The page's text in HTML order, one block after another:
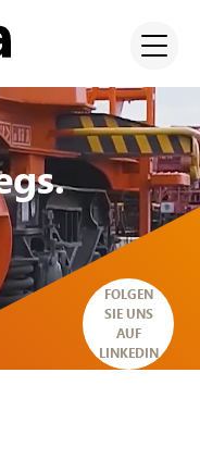
FOLGEN
SIE UNS
AUF
LINKEDIN